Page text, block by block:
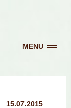
MENU
15.07.2015